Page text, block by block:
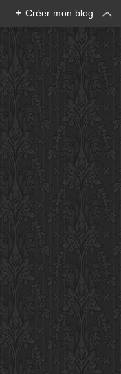
+ Créer mon blog